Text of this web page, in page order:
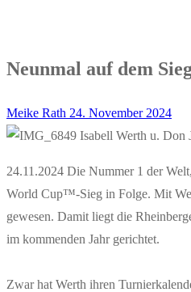
Neunmal auf dem
Meike Rath 24. November 2024
24.11.2024 Die Nummer 1 der
World Cup™-Sieg in Folge. Mit
gewesen. Damit liegt die
im kommenden Jahr gerichtet.
Zwar hat Werth ihren